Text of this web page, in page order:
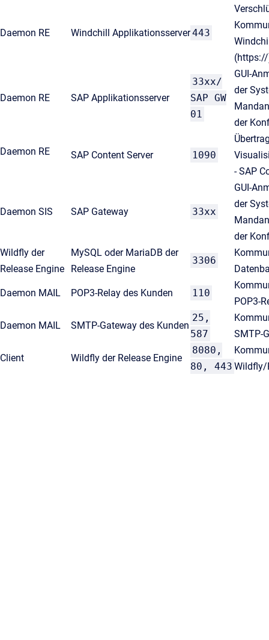
Daemon RE Windchill Applikationsserver443
Daemon RE SAP Applikationsserver
33xx/
SAP GW
01
GUI-
der
der
Daemon RE SAP Content Server 1090
- SAP
Daemon SIS SAP Gateway 33xx
GUI-
der
der
Wildfly der
Release Engine
MySQL oder MariaDB der
Release Engine
3306
Daemon MAIL POP3-Relay des Kunden 110
POP3-
Daemon MAIL SMTP-Gateway des Kunden
25,
587
SMTP-
Client Wildfly der Release Engine
8080,
80, 443 Wildfly/